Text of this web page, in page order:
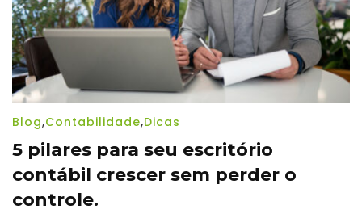
Blog,Contabilidade,Dicas
5 pilares para seu escritório
contábil crescer sem perder o
controle.